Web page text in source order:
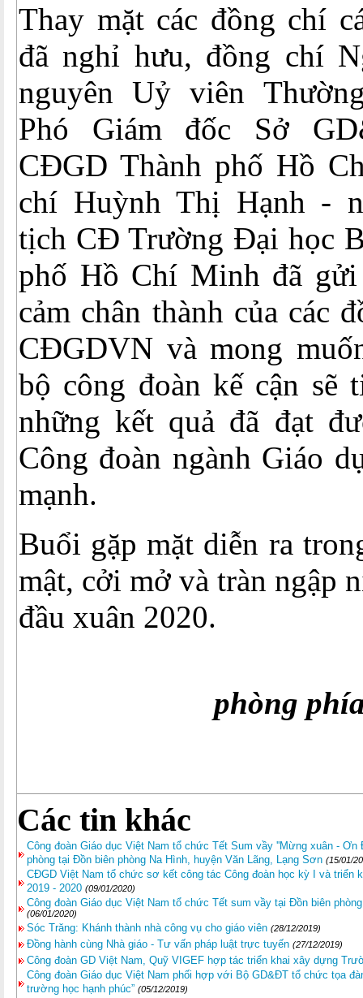
Thay mặt các đồng chí
đã nghỉ hưu, đồng chí
nguyên Uỷ viên
Phó Giám đốc Sở
CĐGD Thành phố Hồ
chí Huỳnh Thị Hạnh -
tịch CĐ Trường Đại học
phố Hồ Chí Minh đã
cảm chân thành của các
CĐGDVN và mong
bộ công đoàn kế cận sẽ
những kết quả đã đạt
Công đoàn ngành Giáo
mạnh.
Buổi gặp mặt diễn ra
mật, cởi mở và tràn ngập
đầu xuân 2020.
phòng
Các tin khác
Công đoàn Giáo dục Việt Nam tổ chức Tết Sum vầy ''Mừng xuân -
phòng tại Đồn biên phòng Na Hình, huyện Văn Lãng, Lạng Sơn (15/01/
CĐGD Việt Nam tổ chức sơ kết công tác Công đoàn học kỳ I và triển
2019 - 2020 (09/01/2020)
Công đoàn Giáo dục Việt Nam tổ chức Tết sum vầy tại Đồn biên
(06/01/2020)
Sóc Trăng: Khánh thành nhà công vụ cho giáo viên (28/12/2019)
Đồng hành cùng Nhà giáo - Tư vấn pháp luật trực tuyến (27/12/2019)
Công đoàn GD Việt Nam, Quỹ VIGEF hợp tác triển khai xây dựng
Công đoàn Giáo dục Việt Nam phối hợp với Bộ GD&ĐT tổ chức tọa
trường học hạnh phúc” (05/12/2019)